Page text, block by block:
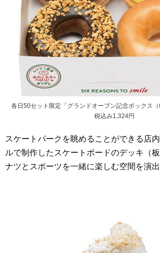
各日50セット限定「グランドオープン記念ボックス（
税込み1,324円
スケートパークを眺めることができる店
ルで制作したスケートボードのデッキ（
ナツとスポーツを一緒に楽しむ空間を演出